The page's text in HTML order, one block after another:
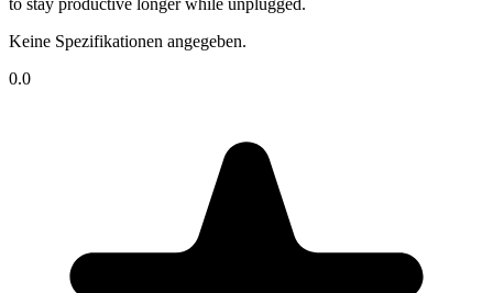
to stay productive longer while unplugged.
Keine Spezifikationen angegeben.
0.0